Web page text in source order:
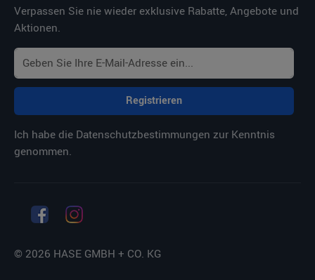
Verpassen Sie nie wieder exklusive Rabatte, Angebote und
Aktionen.
Registrieren
Ich habe die Datenschutzbestimmungen zur Kenntnis
genommen.
© 2026 HASE GMBH + CO. KG